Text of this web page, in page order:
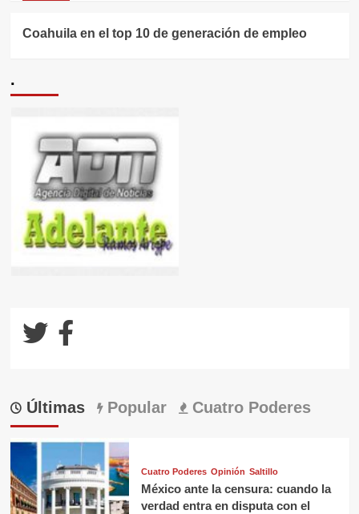
Coahuila en el top 10 de generación de empleo
.
Últimas Popular Cuatro Poderes
Cuatro Poderes Opinión Saltillo
México ante la censura: cuando la
verdad entra en disputa con el